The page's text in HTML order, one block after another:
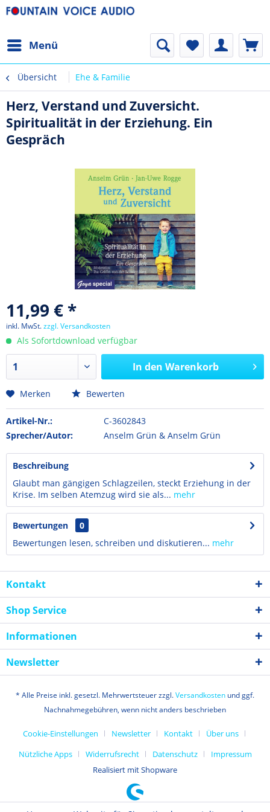
Menü
Übersicht Ehe & Familie
Herz, Verstand und Zuversicht.
Spiritualität in der Erziehung. Ein
Gespräch
11,99 € *
inkl. MwSt.zzgl. Versandkosten
Als Sofortdownload verfügbar
In den Warenkorb
Merken Bewerten
Artikel-Nr.:
C-3602843
Sprecher/Autor:
Anselm Grün & Anselm Grün
Beschreibung
Glaubt man gängigen Schlagzeilen, steckt Erziehung in der
Krise. Im selben Atemzug wird sie als... mehr
Bewertungen
0
Bewertungen lesen, schreiben und diskutieren... mehr
Kontakt
Shop Service
Informationen
Newsletter
* Alle Preise inkl. gesetzl. Mehrwertsteuer zzgl.Versandkosten und ggf.
Nachnahmegebühren, wenn nicht anders beschrieben
Cookie-Einstellungen Newsletter Kontakt
Über uns
Nützliche Apps
Widerrufsrecht Datenschutz
Impressum
Realisiert mit Shopware